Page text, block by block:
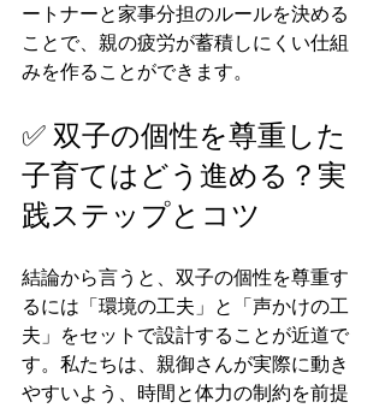
ートナーと家事分担のルールを決める
ことで、親の疲労が蓄積しにくい仕組
みを作ることができます。
✅ 双子の個性を尊重した
子育てはどう進める？実
践ステップとコツ
結論から言うと、双子の個性を尊重す
るには「環境の工夫」と「声かけの工
夫」をセットで設計することが近道で
す。私たちは、親御さんが実際に動き
やすいよう、時間と体力の制約を前提